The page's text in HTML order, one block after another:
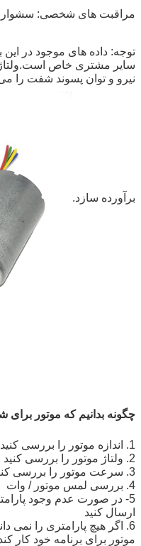
مراقبت های شخصی: سشوار
توجه: داده های موجود در
سایر مشتری خاص
نیرو و توان پسوند شفت را می
برآورده سازد.
چگونه بدانیم که موتور برای
1. اندازه موتور را بررسی کنید
2. ولتاژ موتور را بررسی کنید
3. سرعت موتور را بررسی کنید
4. بررسی لمس موتور / وات
5- در صورت عدم وجود
ارسال کنید
6. اگر هیچ پارامتری را نمی
موتور برای برنامه خود کار